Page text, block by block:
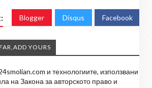
Blogger Disqus Facebook
YOURS
и технологиите, използвани
на Закона за авторското право и